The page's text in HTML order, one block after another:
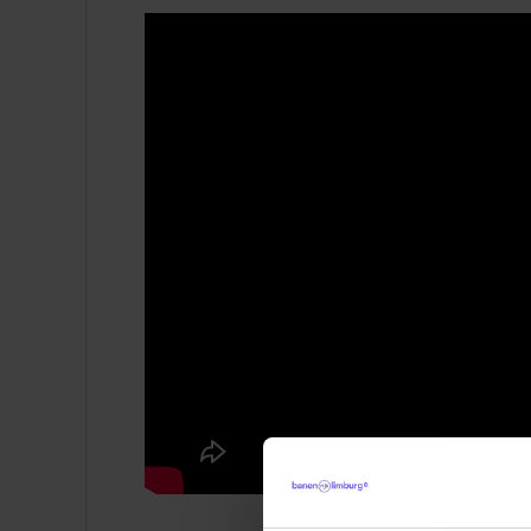
Je houdt van entertainen en staat
Je spreekt goed Nederlands; Engels en